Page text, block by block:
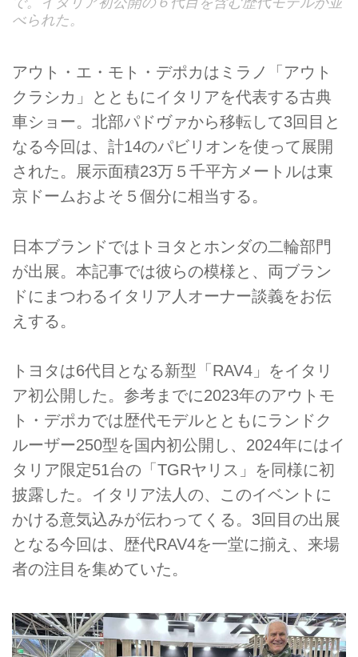
べられた。
アウト・エ・モト・デポカはミラノ「アウト
クラシカ」とともにイタリアを代表する古典
車ショー。北部パドヴァから移転して3回目と
なる今回は、計14のパビリオンを使って展開
された。展示面積23万５千平方メートルは東
京ドームおよそ５個分に相当する。
日本ブランドではトヨタとホンダの二輪部門
が出展。本記事では彼らの模様と、両ブラン
ドにまつわるイタリア人オーナー談義をお伝
えする。
トヨタは6代目となる新型「RAV4」をイタリ
ア初公開した。参考までに2023年のアウトモ
ト・デポカでは歴代モデルとともにランドク
ルーザー250型を国内初公開し、2024年にはイ
タリア限定51台の「TGRヤリス」を同様に初
披露した。イタリア法人の、このイベントに
かける意気込みが伝わってくる。3回目の出展
となる今回は、歴代RAV4を一堂に揃え、来場
者の注目を集めていた。